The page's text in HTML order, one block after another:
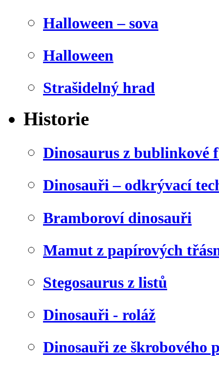
Halloween – sova
Halloween
Strašidelný hrad
Historie
Dinosaurus z bublinkové
Dinosauři – odkrývací
Bramboroví dinosauři
Mamut z papírových
Stegosaurus z listů
Dinosauři - roláž
Dinosauři ze škrobového